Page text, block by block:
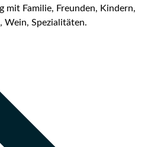
mit Familie, Freunden, Kindern,
Wein, Spezialitäten.